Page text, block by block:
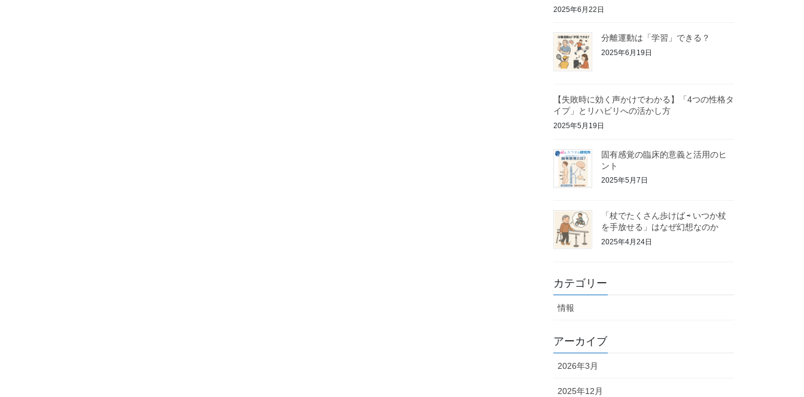
2025年6月22日
分離運動は「学習」できる？
2025年6月19日
【失敗時に効く声かけでわかる】「4つの性格タ
イプ」とリハビリへの活かし方
2025年5月19日
固有感覚の臨床的意義と活用のヒ
ント
2025年5月7日
「杖でたくさん歩けば ⇨ いつか杖
を手放せる」はなぜ幻想なのか
2025年4月24日
カテゴリー
情報
アーカイブ
2026年3月
2025年12月